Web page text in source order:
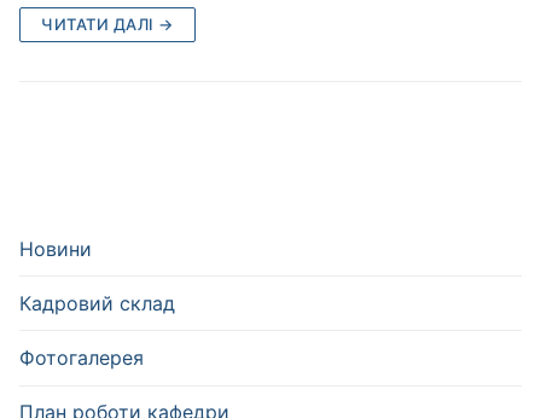
ЧИТАТИ ДАЛІ →
Новини
Кадровий склад
Фотогалерея
План роботи кафедри